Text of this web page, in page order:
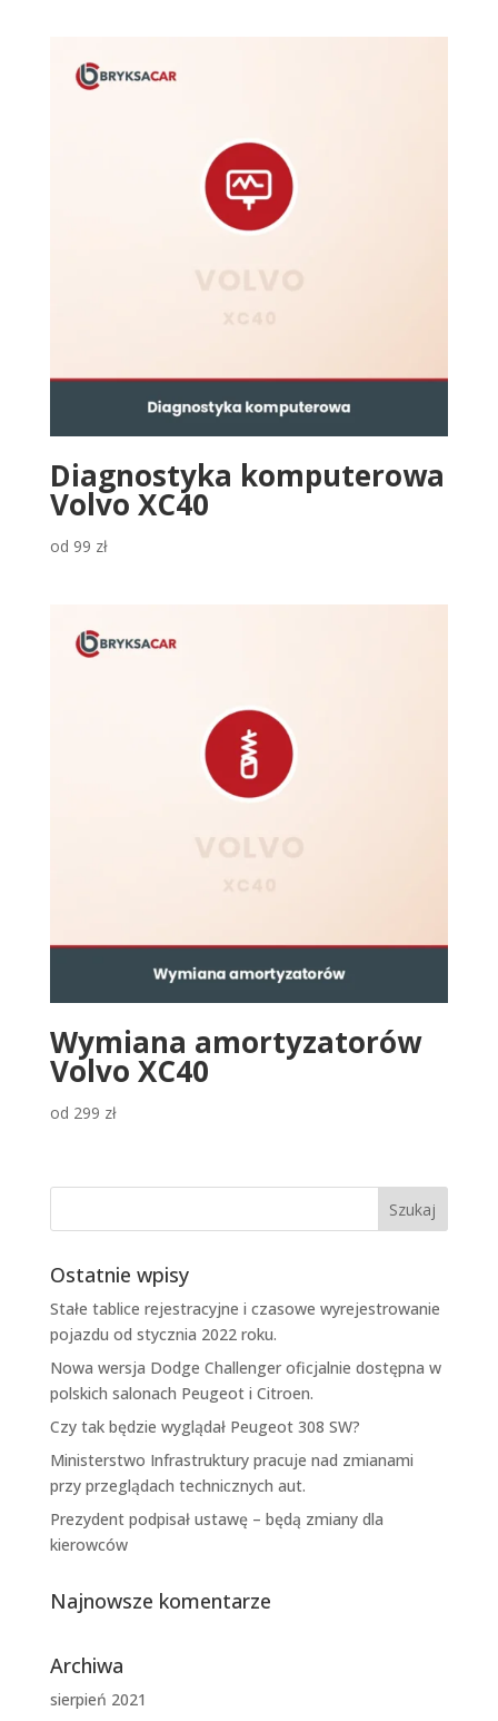
Diagnostyka komputerowa
Volvo XC40
od 99 zł
Wymiana amortyzatorów
Volvo XC40
od 299 zł
Ostatnie wpisy
Stałe tablice rejestracyjne i czasowe wyrejestrowanie
pojazdu od stycznia 2022 roku.
Nowa wersja Dodge Challenger oficjalnie dostępna w
polskich salonach Peugeot i Citroen.
Czy tak będzie wyglądał Peugeot 308 SW?
Ministerstwo Infrastruktury pracuje nad zmianami
przy przeglądach technicznych aut.
Prezydent podpisał ustawę – będą zmiany dla
kierowców
Najnowsze komentarze
Archiwa
sierpień 2021